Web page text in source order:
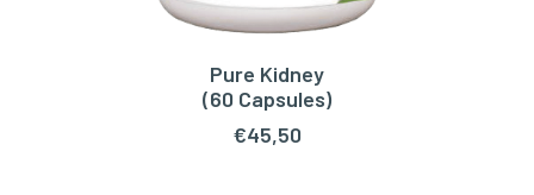
TOEVOEGEN AAN WINKELWAGEN
Pure Kidney
(60 Capsules)
€45,50